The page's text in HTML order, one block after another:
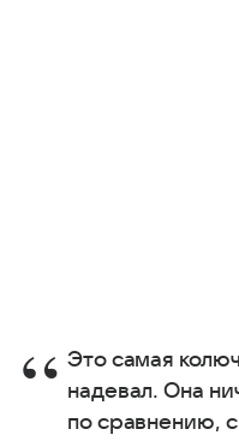
Это самая
надевал. Она
по сравнению,